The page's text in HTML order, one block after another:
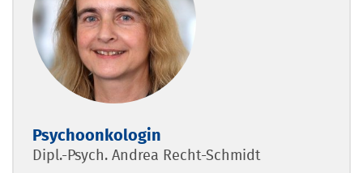
Psychoonkologin
Dipl.-Psych. Andrea Recht-Schmidt